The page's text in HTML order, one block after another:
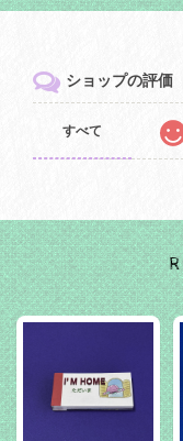
ショップの評価
すべて